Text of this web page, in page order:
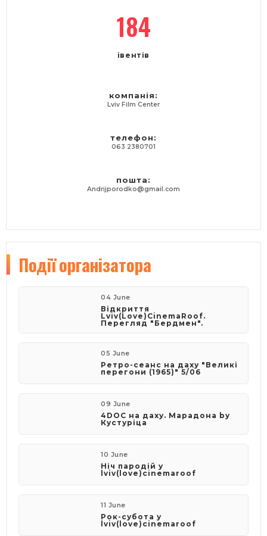
184
івентів
компанія:
Lviv Film Center
телефон:
063 2380701
пошта:
Andrijporodko@gmail.com
Подіїорганізатора
04 June
Відкриття
Lviv(Love)CinemaRoof.
Перегляд "Бердмен".
05 June
Ретро-сеанс на даху "Великі
перегони (1965)" 5/06
09 June
4DOC на даху. Марадона by
Кустуріца
10 June
Ніч пародій у
lviv(love)cinemaroof
11 June
Рок-субота у
lviv(love)cinemaroof